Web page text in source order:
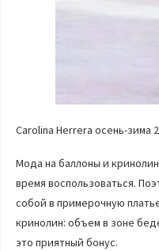
Carolina Herrera осень-зима
Мода на баллоны и
время воспользоваться.
собой в примерочную
кринолин: объем в зоне
это приятный бонус.